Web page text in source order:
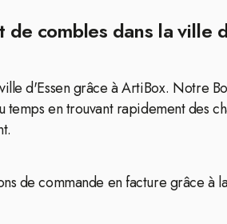
combles dans la ville
d'Essen grâce à ArtiBox. Notre
en trouvant rapidement des
de commande en facture grâce à